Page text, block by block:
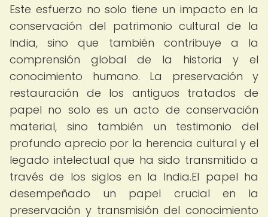
Este esfuerzo no solo tiene un impacto en la
conservación del patrimonio cultural de la
India, sino que también contribuye a la
comprensión global de la historia y el
conocimiento humano. La preservación y
restauración de los antiguos tratados de
papel no solo es un acto de conservación
material, sino también un testimonio del
profundo aprecio por la herencia cultural y el
legado intelectual que ha sido transmitido a
través de los siglos en la India.El papel ha
desempeñado un papel crucial en la
preservación y transmisión del conocimiento